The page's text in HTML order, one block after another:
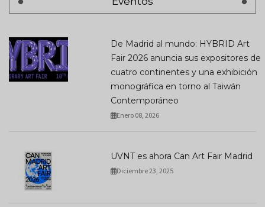
De Madrid al mundo: HYBRID Art
Fair 2026 anuncia sus expositores de
cuatro continentes y una exhibición
monográfica en torno al Taiwán
Contemporáneo
Enero 08, 2026
UVNT es ahora Can Art Fair Madrid
Diciembre 23, 2025